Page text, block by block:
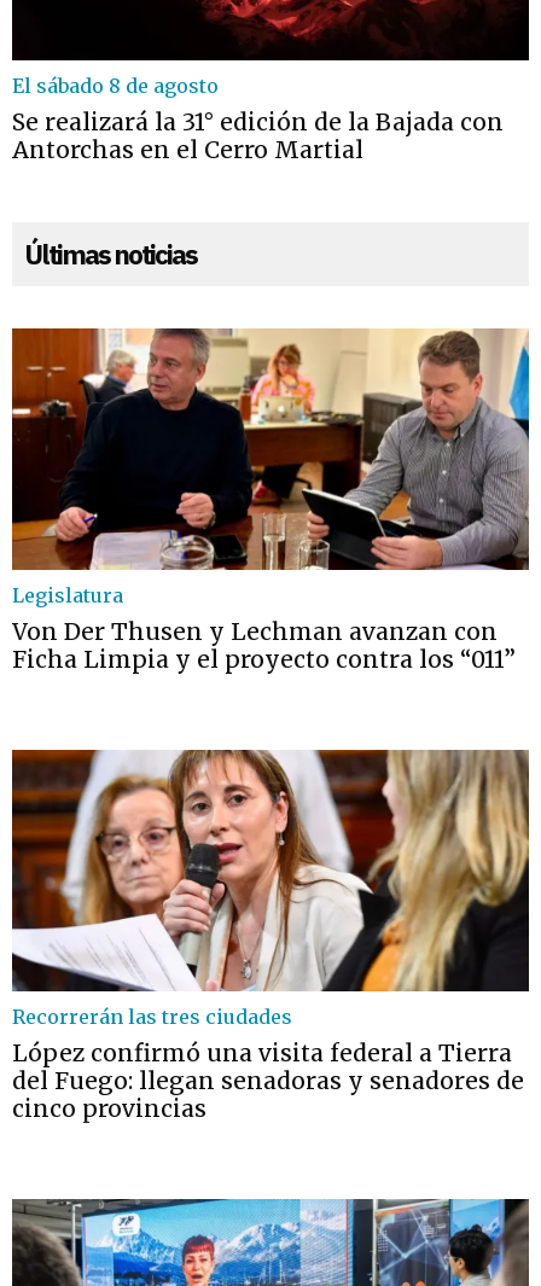
El sábado 8 de agosto
Se realizará la 31° edición de la Bajada con
Antorchas en el Cerro Martial
Últimas noticias
Legislatura
Von Der Thusen y Lechman avanzan con
Ficha Limpia y el proyecto contra los “011”
Recorrerán las tres ciudades
López confirmó una visita federal a Tierra
del Fuego: llegan senadoras y senadores de
cinco provincias